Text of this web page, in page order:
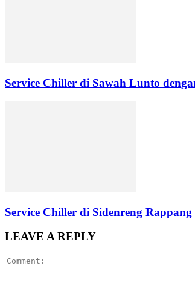
Service Chiller di Sawah Lunto
Service Chiller di Sidenreng
LEAVE A REPLY